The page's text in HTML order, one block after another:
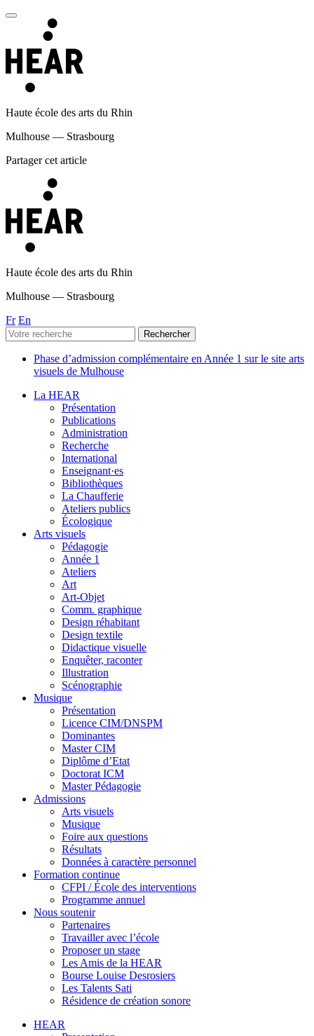
Haute école des arts du Rhin
Mulhouse — Strasbourg
Partager cet article
Haute école des arts du Rhin
Mulhouse — Strasbourg
Fr En
Phase d’admission complémentaire en Année 1 sur le site arts
visuels de Mulhouse
La HEAR
Présentation
Publications
Administration
Recherche
International
Enseignant·es
Bibliothèques
La Chaufferie
Ateliers publics
Écologique
Arts visuels
Pédagogie
Année 1
Ateliers
Art
Art-Objet
Comm. graphique
Design réhabitant
Design textile
Didactique visuelle
Enquêter, raconter
Illustration
Scénographie
Musique
Présentation
Licence CIM/DNSPM
Dominantes
Master CIM
Diplôme d’Etat
Doctorat ICM
Master Pédagogie
Admissions
Arts visuels
Musique
Foire aux questions
Résultats
Données à caractère personnel
Formation continue
CFPI / École des interventions
Programme annuel
Nous soutenir
Partenaires
Travailler avec l’école
Proposer un stage
Les Amis de la HEAR
Bourse Louise Desrosiers
Les Talents Sati
Résidence de création sonore
HEAR